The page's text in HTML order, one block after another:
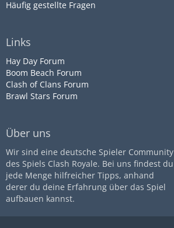
Häufig gestellte Fragen
Links
Hay Day Forum
Boom Beach Forum
Clash of Clans Forum
Brawl Stars Forum
Über uns
Wir sind eine deutsche Spieler Community
des Spiels Clash Royale. Bei uns findest du
jede Menge hilfreicher Tipps, anhand
derer du deine Erfahrung über das Spiel
aufbauen kannst.